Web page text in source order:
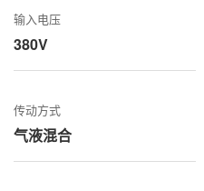
输入电压
380V
传动方式
气液混合